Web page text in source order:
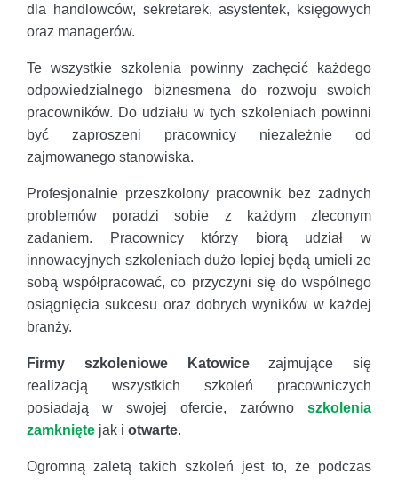
dla handlowców, sekretarek, asystentek, księgowych
oraz managerów.
Te wszystkie szkolenia powinny zachęcić każdego
odpowiedzialnego biznesmena do rozwoju swoich
pracowników. Do udziału w tych szkoleniach powinni
być zaproszeni pracownicy niezależnie od
zajmowanego stanowiska.
Profesjonalnie przeszkolony pracownik bez żadnych
problemów poradzi sobie z każdym zleconym
zadaniem. Pracownicy którzy biorą udział w
innowacyjnych szkoleniach dużo lepiej będą umieli ze
sobą współpracować, co przyczyni się do wspólnego
osiągnięcia sukcesu oraz dobrych wyników w każdej
branży.
Firmy szkoleniowe Katowicezajmujące się
realizacją wszystkich szkoleń pracowniczych
posiadają w swojej ofercie, zarówno szkolenia
zamknięte jak i otwarte.
Ogromną zaletą takich szkoleń jest to, że podczas